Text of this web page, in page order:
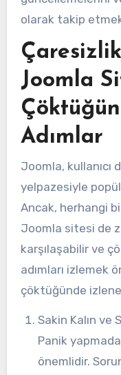
olarak takip
Joomla
Adımlar
Joomla, kullanıcı
yelpazesiyle
Ancak, herhangi
Joomla sitesi de
karşılaşabilir ve
adımları izlemek
çöktüğünde
Sakin Kalın ve
Panik
önemlidir.